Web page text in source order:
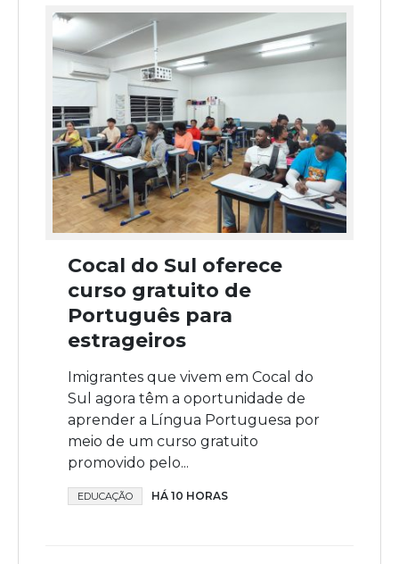
Cocal do Sul oferece
curso gratuito de
Português para
estrageiros
Imigrantes que vivem em Cocal do
Sul agora têm a oportunidade de
aprender a Língua Portuguesa por
meio de um curso gratuito
promovido pelo...
EDUCAÇÃO HÁ 10 HORAS